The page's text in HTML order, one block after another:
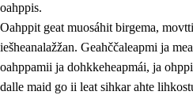
oahppis.
Oahppit geat muosáhit birgema,
iešheanalažžan. Geahččaleapmi ja
oahppamii ja dohkkeheapmái, ja
dalle maid go ii leat sihkar ahte